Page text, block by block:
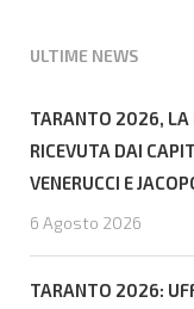
ULTIME NEWS
TARANTO 2026, LA
RICEVUTA DAI
VENERUCCI E
6 Agosto 2026
TARANTO 2026: